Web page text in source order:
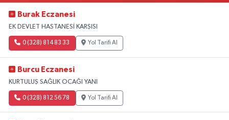
Burak Eczanesi
EK DEVLET HASTANESİ KARŞISI
0 (328) 814 83 33 Yol Tarifi Al
Burcu Eczanesi
KURTULUŞ SAĞLIK OCAĞI YANI
0 (328) 812 56 78 Yol Tarifi Al